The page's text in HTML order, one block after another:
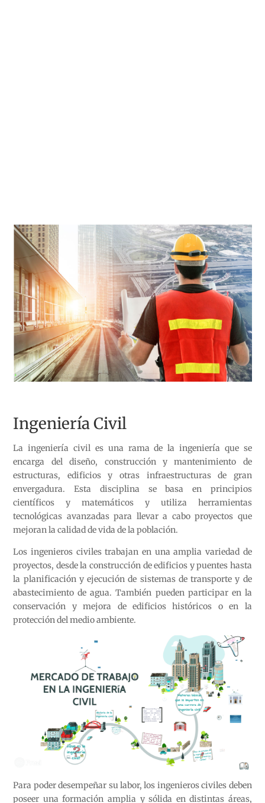
Ingeniería Civil
La ingeniería civil es una rama de la ingeniería que se
encarga del diseño, construcción y mantenimiento de
estructuras, edificios y otras infraestructuras de gran
envergadura. Esta disciplina se basa en principios
científicos y matemáticos y utiliza herramientas
tecnológicas avanzadas para llevar a cabo proyectos que
mejoran la calidad de vida de la población.
Los ingenieros civiles trabajan en una amplia variedad de
proyectos, desde la construcción de edificios y puentes hasta
la planificación y ejecución de sistemas de transporte y de
abastecimiento de agua. También pueden participar en la
conservación y mejora de edificios históricos o en la
protección del medio ambiente.
Para poder desempeñar su labor, los ingenieros civiles deben
poseer una formación amplia y sólida en distintas áreas,